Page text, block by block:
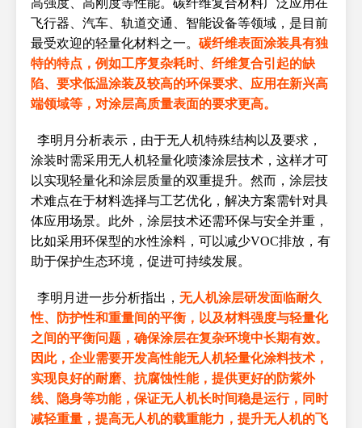
高强度、高刚度等性能。碳纤维复合材料广泛应用在
飞行器、汽车、轨道交通、智能设备等领域，是目前
最受欢迎的轻量化材料之一。 碳纤维表面涂装具有独
特的特点，例如工序复杂耗时、纤维复合引起的缺
陷、要求低温涂装及较高的环保要求、应用在新兴高
端领域等，对涂层高质量表面的要求更高。
李明月分析表示，由于无人机特殊结构以及要求，
涂装时需采用无人机轻量化喷漆涂层技术，这样才可
以实现轻量化和涂层质量的双重提升。然而，涂层技
术难点在于材料选择与工艺优化，解决方案需针对具
体应用场景。此外，涂层技术还需环保与安全并重，
比如采用环保型的水性涂料，可以减少VOC排放，有
助于保护生态环境，促进可持续发展。
李明月进一步分析指出， 无人机涂层研发面临耐久
性、防护性和重量间的平衡，以及材料强度与轻量化
之间的平衡问题，确保涂层在复杂环境中长期有效。
因此，企业需要开发高性能无人机轻量化涂料技术，
实现良好的耐磨、抗腐蚀性能，提供更好的防紫外
线、隐身等功能，保证无人机长时间稳是运行，同时
减轻重量，提高无人机的载重能力，提升无人机的飞